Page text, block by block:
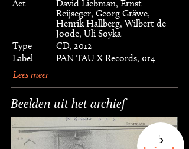
Act
David Liebman, Ernst
Reijseger, Georg Gräwe,
Henrik Hallberg, Wilbert de
Joode, Uli Soyka
Type
CD, 2012
Label
PAN TAU-X Records, 014
Lees meer
Beelden uit het archief
5